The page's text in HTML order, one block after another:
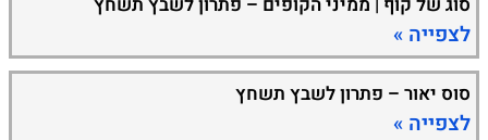
לצפייה »
סוס יאור – פתרון לשבץ תשחץ
לצפייה »